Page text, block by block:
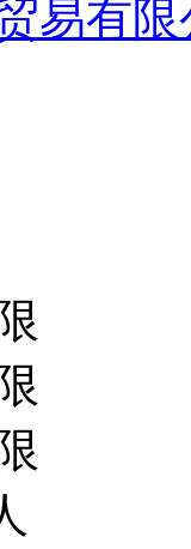
易有限